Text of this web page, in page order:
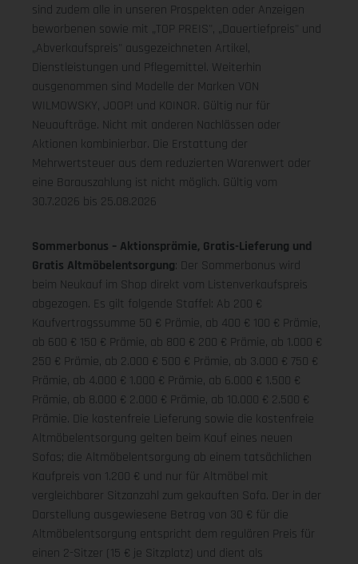
sind zudem alle in unseren Prospekten oder Anzeigen
beworbenen sowie mit „TOP PREIS", „Dauertiefpreis" und
„Abverkaufspreis" ausgezeichneten Artikel,
Dienstleistungen und Pflegemittel. Weiterhin
ausgenommen sind Modelle der Marken VON
WILMOWSKY, JOOP! und KOINOR. Gültig nur für
Neuaufträge. Nicht mit anderen Nachlässen oder
Aktionen kombinierbar. Die Erstattung der
Mehrwertsteuer aus dem reduzierten Warenwert oder
eine Barauszahlung ist nicht möglich. Gültig vom
30.7.2026 bis 25.08.2026
Sommerbonus – Aktionsprämie, Gratis-Lieferung und
Gratis Altmöbelentsorgung: Der Sommerbonus wird
beim Neukauf im Shop direkt vom Listenverkaufspreis
abgezogen. Es gilt folgende Staffel: Ab 200 €
Kaufvertragssumme 50 € Prämie, ab 400 € 100 € Prämie,
ab 600 € 150 € Prämie, ab 800 € 200 € Prämie, ab 1.000 €
250 € Prämie, ab 2.000 € 500 € Prämie, ab 3.000 € 750 €
Prämie, ab 4.000 € 1.000 € Prämie, ab 6.000 € 1.500 €
Prämie, ab 8.000 € 2.000 € Prämie, ab 10.000 € 2.500 €
Prämie. Die kostenfreie Lieferung sowie die kostenfreie
Altmöbelentsorgung gelten beim Kauf eines neuen
Sofas; die Altmöbelentsorgung ab einem tatsächlichen
Kaufpreis von 1.200 € und nur für Altmöbel mit
vergleichbarer Sitzanzahl zum gekauften Sofa. Der in der
Darstellung ausgewiesene Betrag von 30 € für die
Altmöbelentsorgung entspricht dem regulären Preis für
einen 2-Sitzer (15 € je Sitzplatz) und dient als